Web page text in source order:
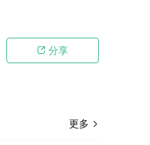
 分享
更多 